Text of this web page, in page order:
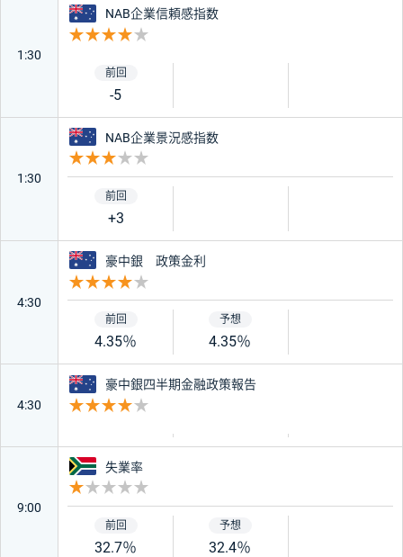
1:30
オーストラリア
NAB企業信頼感指数
-5
1:30
オーストラリア
NAB企業景況感指数
+3
4:30
オーストラリア
豪中銀 政策金利
4.35％ 4.35％
4:30
オーストラリア
豪中銀四半期金融政策報告
9:00
南アフリカ
失業率
32.7％ 32.4％